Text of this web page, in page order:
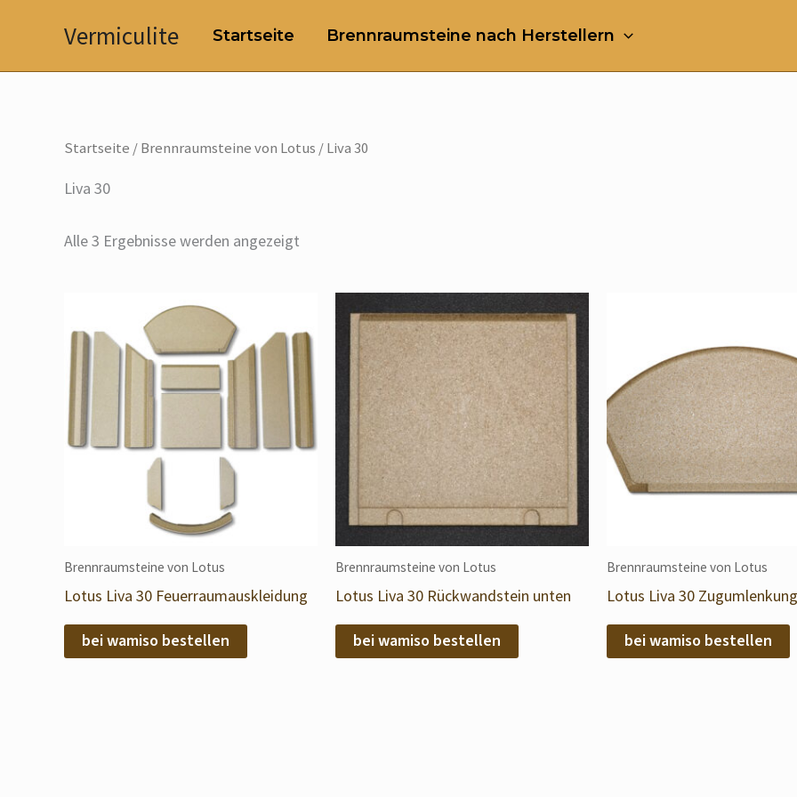
Vermiculite Startseite Brennraumsteine nach Herstellern
Startseite /Brennraumsteine von Lotus / Liva 30
Liva 30
Alle 3 Ergebnisse werden angezeigt
Brennraumsteine von Lotus
Lotus Liva 30 Feuerraumauskleidung
bei wamiso bestellen
Brennraumsteine von Lotus
Lotus Liva 30 Rückwandstein unten
bei wamiso bestellen
Brennraumsteine von Lotus
Lotus Liva 30 Zugumlenkung
bei wamiso bestellen